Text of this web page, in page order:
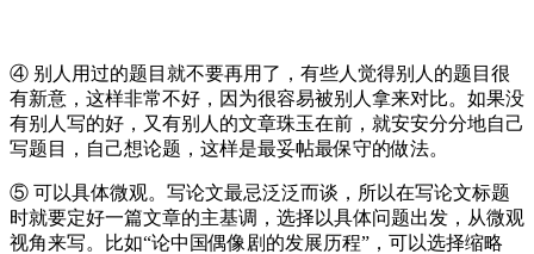
④ 别人用过的题目就不要再用了，有些人觉得别人的题目很
有新意，这样非常不好，因为很容易被别人拿来对比。如果没
有别人写的好，又有别人的文章珠玉在前，就安安分分地自己
写题目，自己想论题，这样是最妥帖最保守的做法。
⑤ 可以具体微观。写论文最忌泛泛而谈，所以在写论文标题
时就要定好一篇文章的主基调，选择以具体问题出发，从微观
视角来写。比如“论中国偶像剧的发展历程”，可以选择缩略